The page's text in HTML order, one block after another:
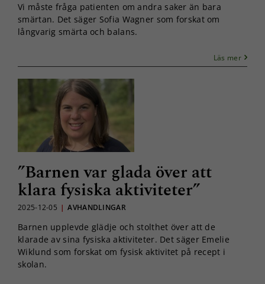
Vi måste fråga patienten om andra saker än bara
smärtan. Det säger Sofia Wagner som forskat om
långvarig smärta och balans.
Läs mer
”Barnen var glada över att
klara fysiska aktiviteter”
2025-12-05 | AVHANDLINGAR
Barnen upplevde glädje och stolthet över att de
klarade av sina fysiska aktiviteter. Det säger Emelie
Wiklund som forskat om fysisk aktivitet på recept i
skolan.